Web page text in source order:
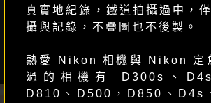
真實地紀錄，鐵道拍攝過中，
攝與記錄，不疊圖也不後製。
熱愛 Nikon 相機與 Nikon 定
過的相機有 D300s、
D810、D500，D850、D4s
Ricor